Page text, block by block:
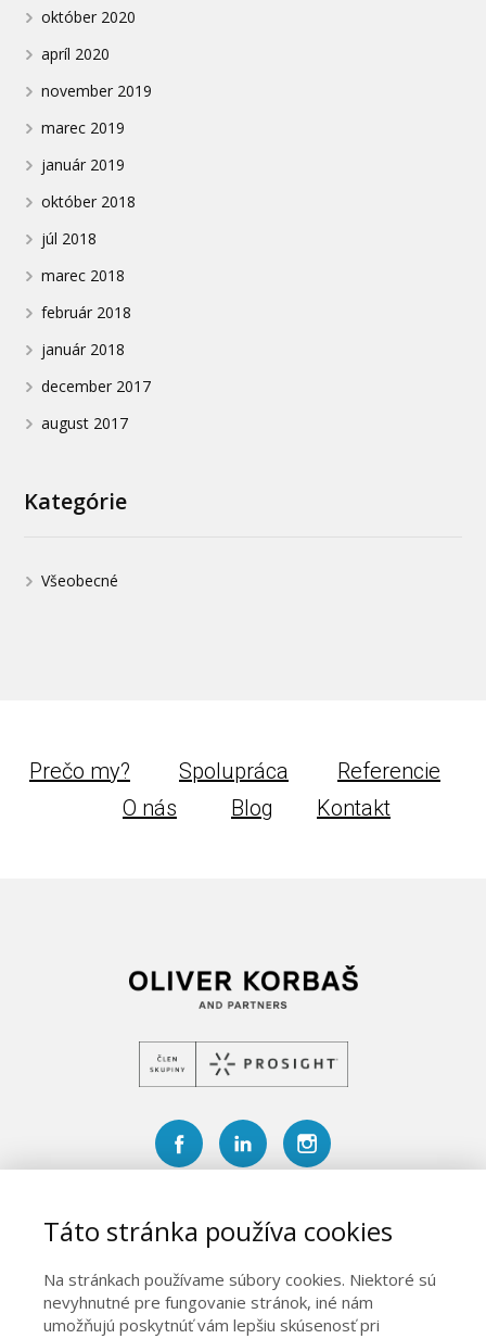
október 2020
apríl 2020
november 2019
marec 2019
január 2019
október 2018
júl 2018
marec 2018
február 2018
január 2018
december 2017
august 2017
Kategórie
Všeobecné
Prečo my? Spolupráca
Referencie
O nás
Blog Kontakt
Prihláste sa do nášho newslettera a získajte cenné rady a tipy
ako zo svojich peňazí vyťažiť čo najviac.
Táto stránka používa cookies
Na stránkach používame súbory cookies. Niektoré sú
nevyhnutné pre fungovanie stránok, iné nám
umožňujú poskytnúť vám lepšiu skúsenosť pri